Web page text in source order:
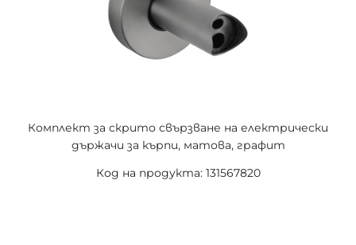
Комплект за скрито свързване на електрически
държачи за кърпи, матова, графит
Код на продукта: 131567820